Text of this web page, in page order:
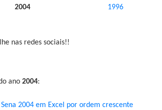
2004
1996
nas redes sociais!!
ano 2004:
2004 em Excel por ordem crescente